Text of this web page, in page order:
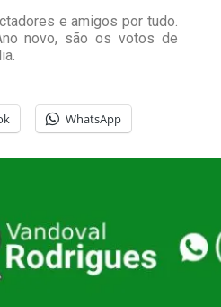
e amigos por tudo.
novo, são os votos de
WhatsApp